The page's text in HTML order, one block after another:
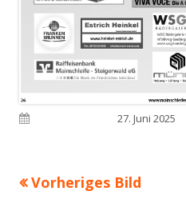
Veröffentlicht am27. Juni 2025
Vorheriges Bild